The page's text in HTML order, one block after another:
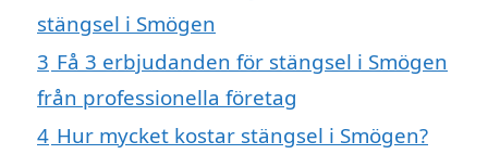
stängsel i Smögen
3 Få 3 erbjudanden för stängsel i Smögen
från professionella företag
4 Hur mycket kostar stängsel i Smögen?